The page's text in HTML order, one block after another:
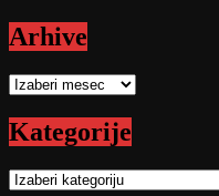
Arhive
Arhive
Kategorije
Kategorije